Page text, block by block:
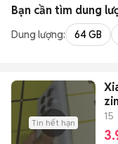
Bạn cần tìm dung
Dung lượng: 64 GB
Tin hết hạn
15